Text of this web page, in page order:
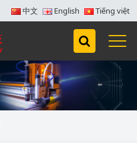
中文 English Tiếng việt